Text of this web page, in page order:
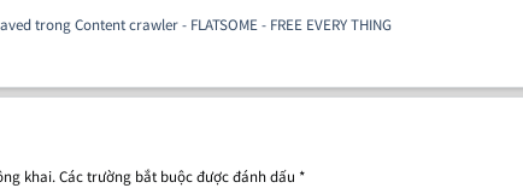
trong Content crawler - FLATSOME - FREE EVERY THING
khai.Các trường bắt buộc được đánh dấu *